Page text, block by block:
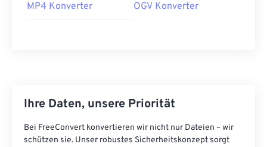
MP4 Konverter OGV Konverter
Ihre Daten, unsere Priorität
Bei FreeConvert konvertieren wir nicht nur Dateien – wir
schützen sie. Unser robustes Sicherheitskonzept sorgt